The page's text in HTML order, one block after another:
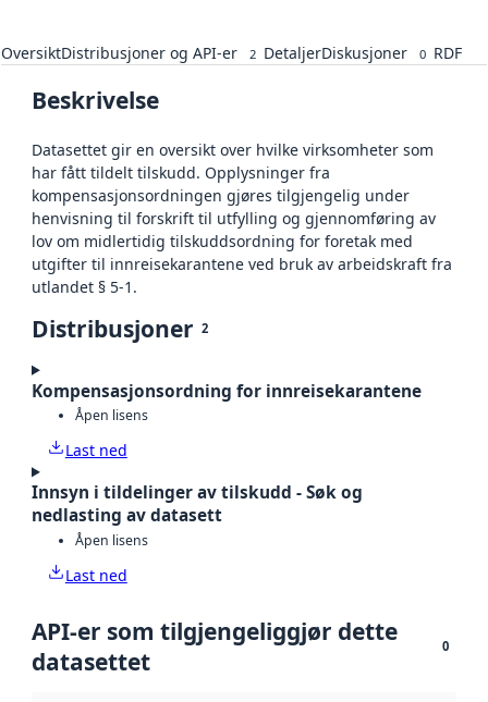
OversiktDistribusjoner og API-er 2 DetaljerDiskusjoner 0 RDF
Beskrivelse
Datasettet gir en oversikt over hvilke virksomheter som
har fått tildelt tilskudd. Opplysninger fra
kompensasjonsordningen gjøres tilgjengelig under
henvisning til forskrift til utfylling og gjennomføring av
lov om midlertidig tilskuddsordning for foretak med
utgifter til innreisekarantene ved bruk av arbeidskraft fra
utlandet § 5-1.
Distribusjoner 2
Kompensasjonsordning for innreisekarantene
Åpen lisens
Last ned
Innsyn i tildelinger av tilskudd - Søk og
nedlasting av datasett
Åpen lisens
Last ned
API-er som tilgjengeliggjør dette
datasettet
0